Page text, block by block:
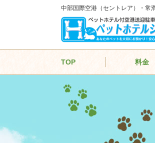
中部国際空港（セントレア）・常
TOP 料金